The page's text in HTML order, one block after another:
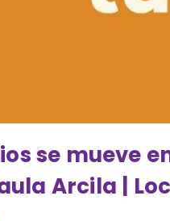
se mueve
Arcila |